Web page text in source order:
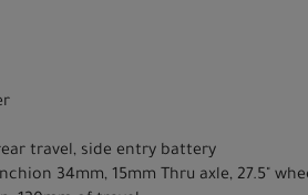
travel, side entry battery
34mm, 15mm Thru axle, 27.5"